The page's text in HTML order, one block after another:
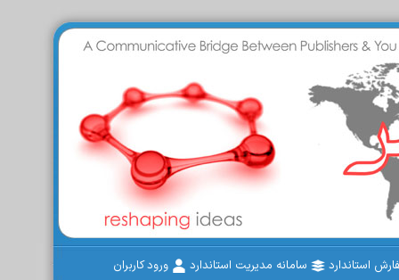
استاندارد سامانه مدیریت استاندارد ورود کاربران